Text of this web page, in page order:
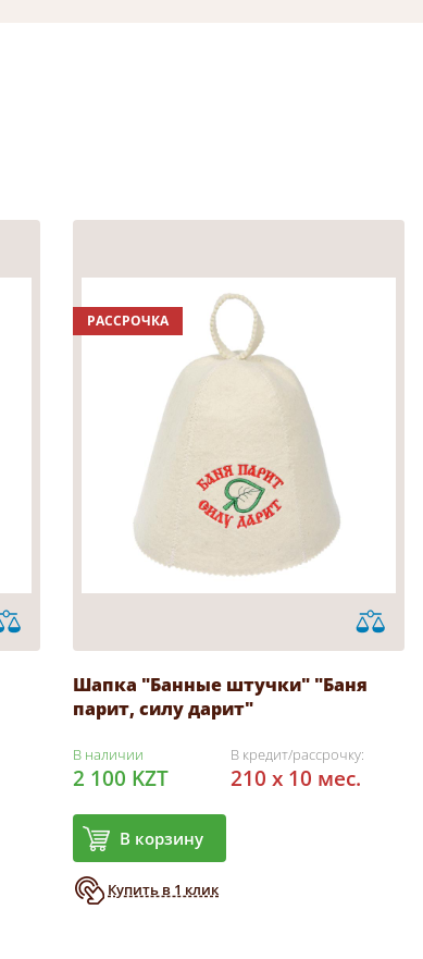
РАССРОЧКА
Шапка "Банные штучки" "Баня
парит, силу дарит"
В наличии
2 100 KZT
В корзину
Купить в 1 клик
В кредит/рассрочку:
210 x 10 мес.